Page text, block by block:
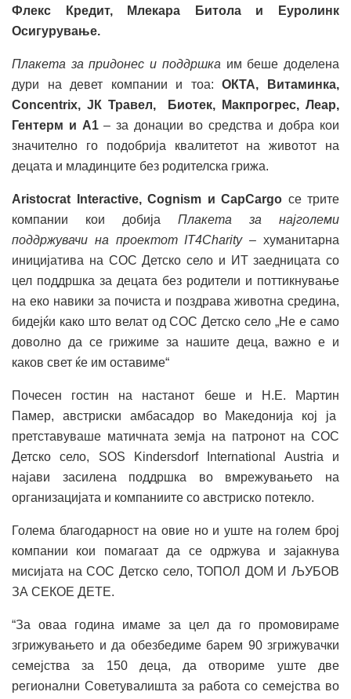
Флекс Кредит, Млекара Битола и Еуролинк
Осигурување.
Плакета за придонес и поддршка им беше доделена
дури на девет компании и тоа:ОКТА, Витаминка,
Concentrix, ЈК Травел, Биотек, Макпрогрес, Леар,
Гентерм и А1– за донации во средства и добра кои
значително го подобрија квалитетот на животот на
децата и младинците без родителска грижа.
Aristocrat Interactive, Cognism и CapCargo се трите
компании кои добија Плакета за најголеми
поддржувачи на проектот IT4Charity– хуманитарна
иницијатива на СОС Детско село и ИТ заедницата со
цел поддршка за децата без родители и поттикнување
на еко навики за почиста и поздрава животна средина,
бидејќи како што велат од СОС Детско село „Не е само
доволно да се грижиме за нашите деца, важно е и
каков свет ќе им оставиме“
Почесен гостин на настанот беше и Н.Е. Мартин
Памер, австриски амбасадор во Македонија кој ја
претставуваше матичната земја на патронот на СОС
Детско село, SOS Kindersdorf International Austria и
најави засилена поддршка во вмрежувањето на
организацијата и компаниите со австриско потекло.
Голема благодарност на овие но и уште на голем број
компании кои помагаат да се одржува и зајакнува
мисијата на СОС Детско село, ТОПОЛ ДОМ И ЉУБОВ
ЗА СЕКОЕ ДЕТЕ.
“За оваа година имаме за цел да го промовираме
згрижувањето и да обезбедиме барем 90 згрижувачки
семејства за 150 деца​, да отвориме уште ​две
регионални Советувалишта за работа со семејства во